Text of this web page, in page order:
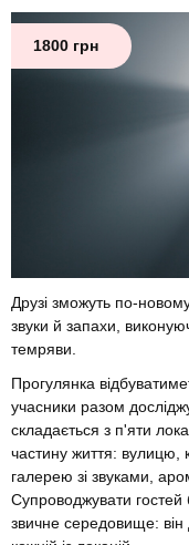
1800 грн
Друзі зможуть по-
звуки й запахи,
темряви.
Прогулянка
учасники разом
складається з п'яти
частину життя: вулицю,
галерею зі звуками,
Супроводжувати гостей
звичне середовище: